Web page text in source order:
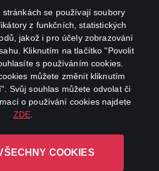
stránkách se používají soubory
z funkčních, statistických
jakož i pro účely zobrazování
Kliknutím na tlačítko "Povolit
s používáním cookies.
můžete změnit kliknutím
Svůj souhlas můžete odvolat či
o používání cookies najdete
ZDE
COOKIES